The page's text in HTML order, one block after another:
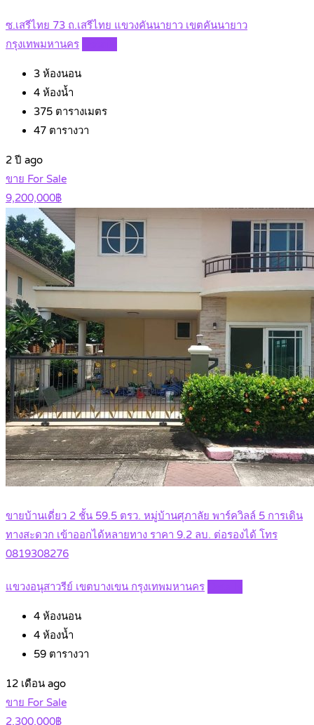
ซ.เสรีไทย 73 ถ.เสรีไทย แขวงคันนายาว เขตคันนายาว
กรุงเทพมหานคร
3 ห้องนอน
4 ห้องน้ำ
375 ตารางเมตร
47 ตารางวา
2 ปี ago
ขาย For Sale
9,200,000฿
ขายบ้านเดี่ยว 2 ชั้น 59.5 ตรว. หมู่บ้านศุภาลัย พาร์ควิลล์ 5 การเดิน
ทางสะดวก เข้าออกได้หลายทาง ราคา 9.2 ลบ. ต่อรองได้ โทร
0819308276
แขวงอนุสาวรีย์ เขตบางเขน กรุงเทพมหานคร
4 ห้องนอน
4 ห้องน้ำ
59 ตารางวา
12 เดือน ago
ขาย For Sale
2,300,000฿